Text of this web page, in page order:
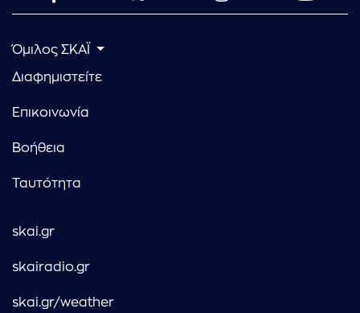
Όμιλος ΣΚΑΪ
Διαφημιστείτε
Επικοινωνία
Βοήθεια
Ταυτότητα
skai.gr
skairadio.gr
skai.gr/weather